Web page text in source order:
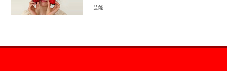
家族生活「母子ともに健康」
芸能